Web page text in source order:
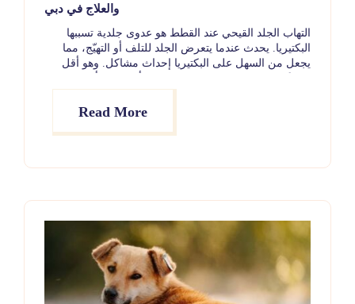
والعلاج في دبي
التهاب الجلد القيحي عند القطط هو عدوى جلدية تسببها
البكتيريا. يحدث عندما يتعرض الجلد للتلف أو التهيّج، مما
يجعل من السهل على البكتيريا إحداث مشاكل. وهو أقل
القطط من أي عمر أو سلالة أو جنس. ولحسن الحظ، غالبًا
ما يكون من السهل تشخيص هذه الحالة وعلاجها، مما يسمح
Read More